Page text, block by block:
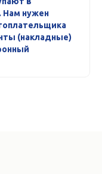
Нам нужен
(накладные)